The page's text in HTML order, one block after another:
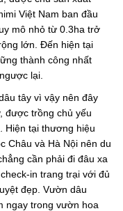
Việt Nam ban đầu
mô nhỏ từ 0.3ha trở
lớn. Đến hiện tại
thành công nhất
lại.
tây vì vậy nên đây
được trồng chủ yếu
Hiện tại thương hiệu
Châu và Hà Nội nên du
cần phải đi đâu xa
in trang trại với đủ
đẹp. Vườn dâu
ngay trong vườn hoa